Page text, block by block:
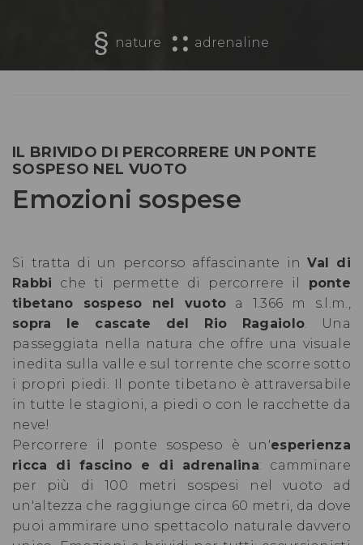
nature adrenaline
IL BRIVIDO DI PERCORRERE UN PONTE
SOSPESO NEL VUOTO
Emozioni sospese
Si tratta di un percorso affascinante inVal di
Rabbi che ti permette di percorrere il ponte
tibetano sospeso nel vuoto a 1.366 m s.l.m.,
sopra le cascate del Rio Ragaiolo. Una
passeggiata nella natura che offre una visuale
inedita sulla valle e sul torrente che scorre sotto
i propri piedi. Il ponte tibetano è attraversabile
in tutte le stagioni, a piedi o con le racchette da
neve!
Percorrere il ponte sospeso è un'esperienza
ricca di fascino e di adrenalina: camminare
per più di 100 metri sospesi nel vuoto ad
un'altezza che raggiunge circa 60 metri, da dove
puoi ammirare uno spettacolo naturale davvero